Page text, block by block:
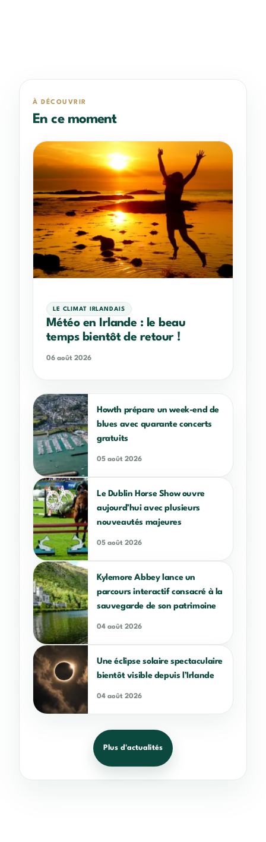
À DÉCOUVRIR
En ce moment
LE CLIMAT IRLANDAIS
Météo en Irlande : le beau
temps bientôt de retour !
06 août 2026
Howth prépare un week-end de
blues avec quarante concerts
gratuits
05 août 2026
Le Dublin Horse Show ouvre
aujourd’hui avec plusieurs
nouveautés majeures
05 août 2026
Kylemore Abbey lance un
parcours interactif consacré à la
sauvegarde de son patrimoine
04 août 2026
Une éclipse solaire spectaculaire
bientôt visible depuis l’Irlande
04 août 2026
Plus d'actualités